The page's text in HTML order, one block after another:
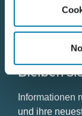
Bleiben
Informationen
und ihre